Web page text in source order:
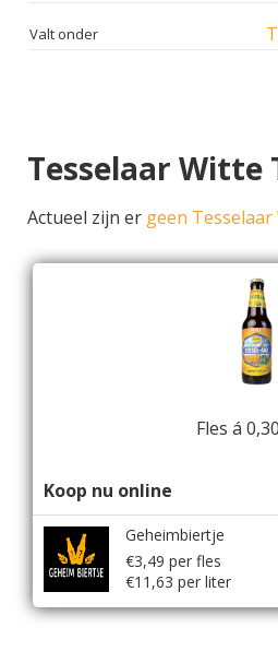
Valt onder
Tesselaar Witte
Actueel zijn er geen
Fles á
Koop nu online
Geheimbiertje
€3,49 per fles
€11,63 per liter